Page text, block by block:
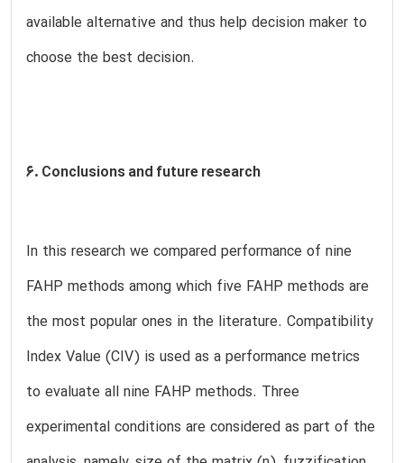
available alternative and thus help decision maker to
choose the best decision.
6. Conclusions and future research
In this research we compared performance of nine
FAHP methods among which five FAHP methods are
the most popular ones in the literature. Compatibility
Index Value (CIV) is used as a performance metrics
to evaluate all nine FAHP methods. Three
experimental conditions are considered as part of the